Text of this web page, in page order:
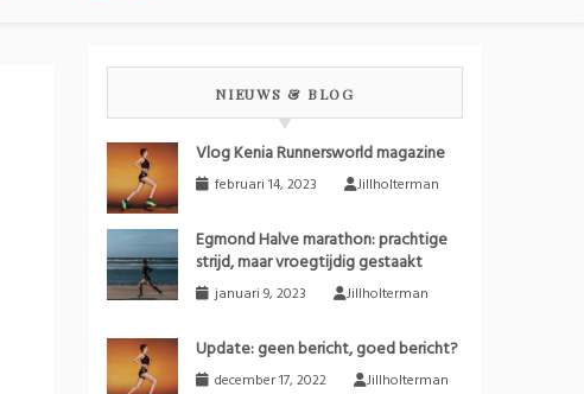
NIEUWS & BLOG
Vlog Kenia Runnersworld magazine
februari 14, 2023 Jillholterman
Egmond Halve marathon: prachtige
strijd, maar vroegtijdig gestaakt
januari 9, 2023 Jillholterman
Update: geen bericht, goed bericht?
december 17, 2022 Jillholterman